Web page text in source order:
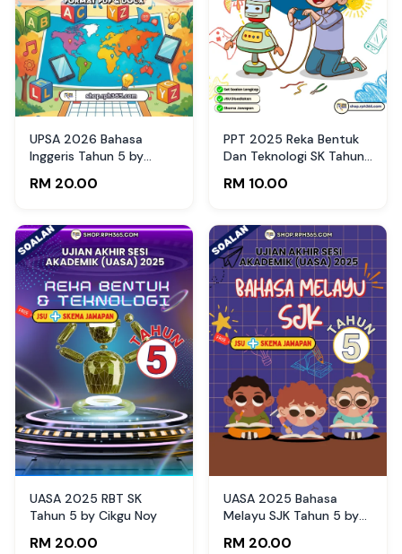
UPSA 2026 Bahasa
Inggeris Tahun 5 by
RM 20.00
PPT 2025 Reka Bentuk
Dan Teknologi SK Tahun
Guru)
RM 10.00
UASA 2025 RBT SK
Tahun 5 by Cikgu Noy
RM 20.00
UASA 2025 Bahasa
Melayu SJK Tahun 5 by
RM 20.00